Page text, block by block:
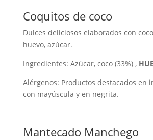
Coquitos de coco
Dulces deliciosos elaborados con
huevo, azúcar.
Ingredientes: Azúcar, coco (33%) ,
Alérgenos: Productos destacados en
con mayúscula y en negrita.
Mantecado Manchego